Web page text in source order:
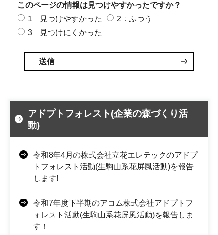
このページの情報は見つけやすかったですか？
1：見つけやすかった
2：ふつう
3：見つけにくかった
アドプトフォレスト(企業の森づくり活
動)
令和8年4月の株式会社立花エレテックのアドプ
トフォレスト活動(生駒山系花屏風活動)を報告
します!
令和7年度下半期のアコム株式会社アドプトフ
ォレスト活動(生駒山系花屏風活動)を報告しま
す！